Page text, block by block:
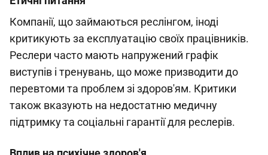
Компанії, що займаються реслінгом, іноді
критикують за експлуатацію своїх працівників.
Реслери часто мають напружений графік
виступів і тренувань, що може призводити до
перевтоми та проблем зі здоров'ям. Критики
також вказують на недостатню медичну
підтримку та соціальні гарантії для реслерів.